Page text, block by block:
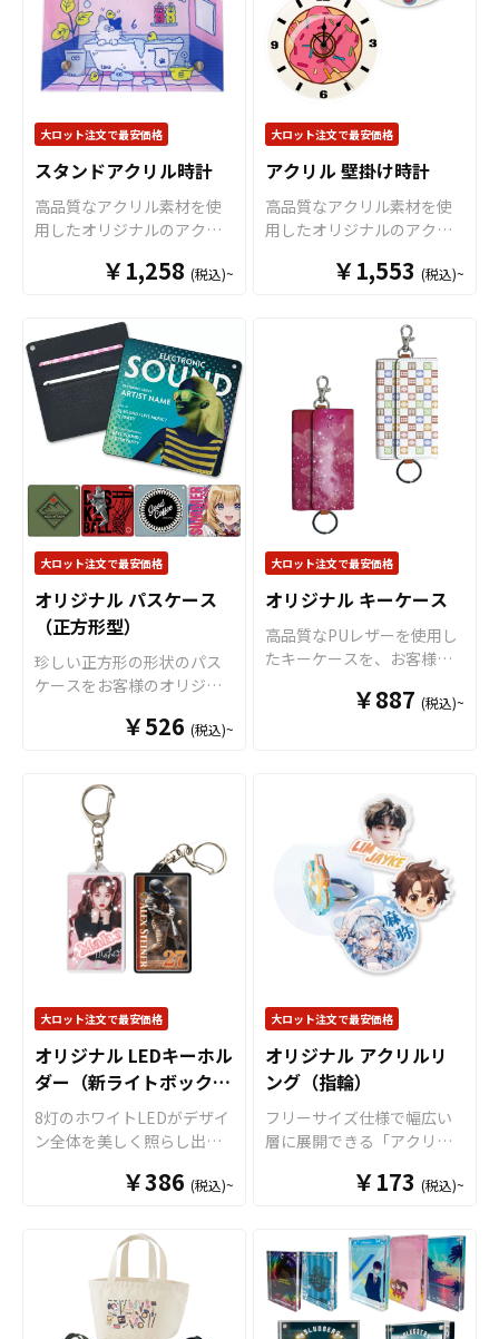
ニメ、エンタメ、スポー
ツ、官公庁、同人・コミケ
グッズなど様々な業界に人
気です。 国内生産で小ロッ
トからの制作も承っており
ますので、、個人のお客様
から企業・業者のかた問わ
い。
ことができ、シンプルなが
らも遊び心あふれるユニー
クなアイテムです。 サイズ
やカラーなど、用途やター
択可能。キートップ部分に
はフルカラー印刷を施せる
ため、ロゴ・文字・キャラ
クター・写真なども美しく
再現できます。バッグやポ
日常にさりげない個性をプ
ラスできるほか、気分転換
としても、SNS映えする話
題性の高いオリジナルグッ
ズとしても注目を集めま
す！ 販売に必要な資材も取
り揃えておりますので、お
客様にはデザインを入稿し
ていただくだけでオリジナ
ル商品として販売していた
だくことができます。高い
クオリティが求められる販
売用グッズや、大口のOEM
製品のご相談にも、確かな
技術力でお応えいたしま
す。ノベルティ・販促グッ
ズの制作・作成をご検討中
の業者様もお気軽に ケイオ
へご相談ください。
きるダイカットタイプから
お選びいただけます。 アニ
メやアーティスト、スポー
ツ選手の肖像まで、様々な
モチーフを鮮やかなフルカ
ラー印刷で美しくプリント
可能。軽量でバッグやポー
チに簡単に取り付けられる
ため、日常使いしやすいの
も魅力です。 ライブ物販や
ィなど幅広いシーンで活躍
します。資材も取り揃えて
デザインをご入稿いただく
だけでオリジナル商品とし
て販売いただけます。オリ
ジナルグッズの制作やOEM
をご検討中の業者様もお気
軽にご相談ください。
大ロット注文で最安価格
スタンドアクリル時計
高品質なアクリル素材を使
用したオリジナルのアクリ
ク）を、お客様のデザイン
す。 販売に必要な資材も取
り揃えておりますので、お
客様にはデザインをご入稿
いただくだけでオリジナル
商品として販売していただ
くことができます。 アクリ
ルの時計はアニメ、エンタ
メ、スポーツ、官公庁、同
人グッズなど様々な業界に
人気です。 国内生産で小ロ
ットからの制作も承ってお
りますので、お気軽にご相
談ください。
￥1,258 (税込)~
大ロット注文で最安価格
アクリル 壁掛け時計
高品質なアクリル素材を使
用したオリジナルのアクリ
ク）を、お客様のデザイン
す。 販売に必要な資材も取
り揃えておりますので、お
客様にはデザインをご入稿
いただくだけでオリジナル
商品として販売していただ
くことができます。 アクリ
ル の時計はアニメ、エンタ
メ、スポーツ、官公庁、同
人グッズなど様々な業界に
人気です。 短納期・小ロッ
トでの対応も可能ですので
ご不明点がありましたらお
気軽にご相談ください。
￥1,553 (税込)~
大ロット注文で最安価格
オリジナル パスケース
（正方形型）
珍しい正方形の形状のパス
ケースをお客様のオリジナ
します。 2ポケット仕様です
れとしてはもちろん、キャ
ッシュレス決済に使う電子
マネーカードや社員証など
の携帯にも活躍するアイテ
ムです。 標準付属のボール
チェーンの他に、オプショ
ンで伸びるリールストラッ
プをセットすることも可能
です。 販売に必要な資材も
お客様にはデザインを入稿
していただくだけでオリジ
ナル商品として販売してい
ただくことができます。 短
納期・小ロットでの対応も
可能ですのでご不明点があ
りましたらお気軽にご相談
￥526 (税込)~
大ロット注文で最安価格
オリジナル キーケース
高品質なPUレザーを使用し
たキーケースを、お客様が
インにて製作いたします。
だくだけでオリジナル商品
として販売していただくこ
とができます。 キーケース
はアニメ、エンタメ、スポ
ーツ、官公庁、同人グッズ
など様々な業界に人気で
す。 国内生産で小ロットか
らの制作も承っております
企業・業者のかた問わずお
気軽にご相談ください。
￥887 (税込)~
大ロット注文で最安価格
オリジナル LEDキーホル
ダー（新ライトボックス
型 光るキーホルダー）
8灯のホワイトLEDがデザイ
ン全体を美しく照らし出す
ー」を、お客様ご希望のデ
LEDの光量は2段階で調整可
能で、スイッチをオンにす
るとデザイン全面に均一に
光が広がり、鮮やかに浮か
び上がる仕上がりを実現し
￥386 (税込)~
大ロット注文で最安価格
オリジナル アクリルリ
ング（指輪）
フリーサイズ仕様で幅広い
層に展開できる「アクリル
様のオリジナルデザインで
のオリジナル アクリルリン
グ（指輪）は、サイズ調整
が可能なリング土台に、透
明度の高い高品質アクリル
パーツを貼り付けて仕上げ
￥173 (税込)~